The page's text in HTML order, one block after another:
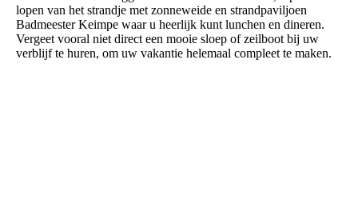
lopen van het strandje met zonneweide en strandpaviljoen
Badmeester Keimpe waar u heerlijk kunt lunchen en dineren.
Vergeet vooral niet direct een mooie sloep of zeilboot bij uw
verblijf te huren, om uw vakantie helemaal compleet te maken.